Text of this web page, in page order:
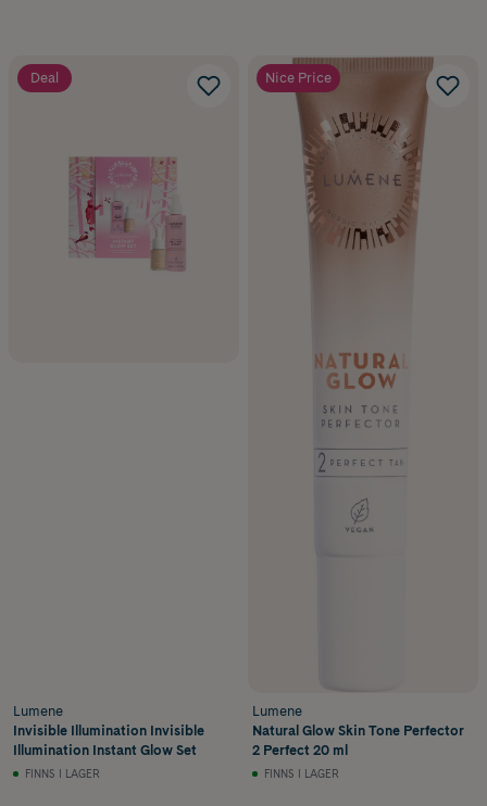
Deal
Lumene
Invisible Illumination Invisible
Illumination Instant Glow Set
FINNS I LAGER
Nice Price
Lumene
Natural Glow Skin Tone Perfector
2 Perfect 20 ml
FINNS I LAGER